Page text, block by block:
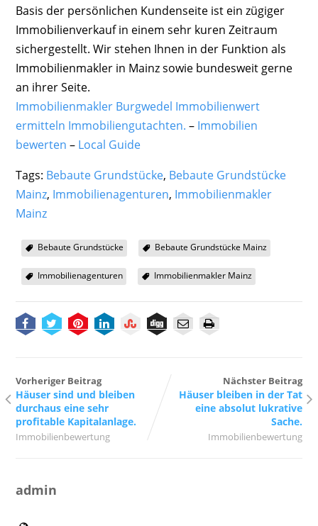
Basis der persönlichen Kundenseite ist ein zügiger
Immobilienverkauf in einem sehr kuren Zeitraum
sichergestellt. Wir stehen Ihnen in der Funktion als
Immobilienmakler in Mainz sowie bundesweit gerne
an ihrer Seite.
Immobilienmakler Burgwedel Immobilienwert
ermitteln Immobiliengutachten. – Immobilien
bewerten – Local Guide
Tags: Bebaute Grundstücke, Bebaute Grundstücke
Mainz, Immobilienagenturen, Immobilienmakler
Mainz
Bebaute Grundstücke Bebaute Grundstücke Mainz
Immobilienagenturen Immobilienmakler Mainz
Vorheriger Beitrag
Häuser sind und bleiben
durchaus eine sehr
profitable Kapitalanlage.
Immobilienbewertung
Nächster Beitrag
Häuser bleiben in der Tat
eine absolut lukrative
Sache.
Immobilienbewertung
admin